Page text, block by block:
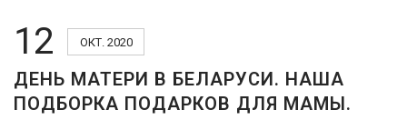
ОДНОЛЕТНИЕ
-
2026!
12 ОКТ. 2020
ДЕНЬ МАТЕРИ В БЕЛАРУСИ. НАША
ПОДБОРКА ПОДАРКОВ ДЛЯ МАМЫ.